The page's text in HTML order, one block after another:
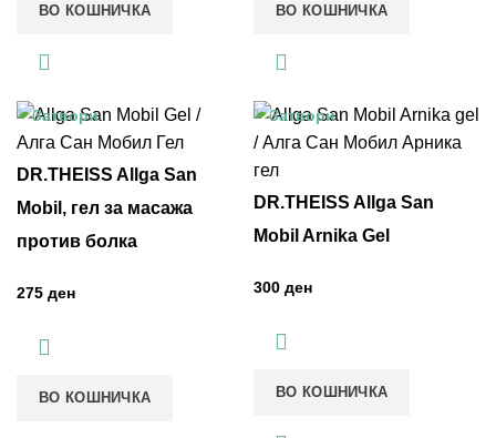
ВО КОШНИЧКА ВО КОШНИЧКА
Затвори
DR.THEISS Allga San
Mobil, гел за масажа
против болка
ден
ВО КОШНИЧКА
Затвори
DR.THEISS Allga San
Mobil Arnika Gel
ден
ВО КОШНИЧКА